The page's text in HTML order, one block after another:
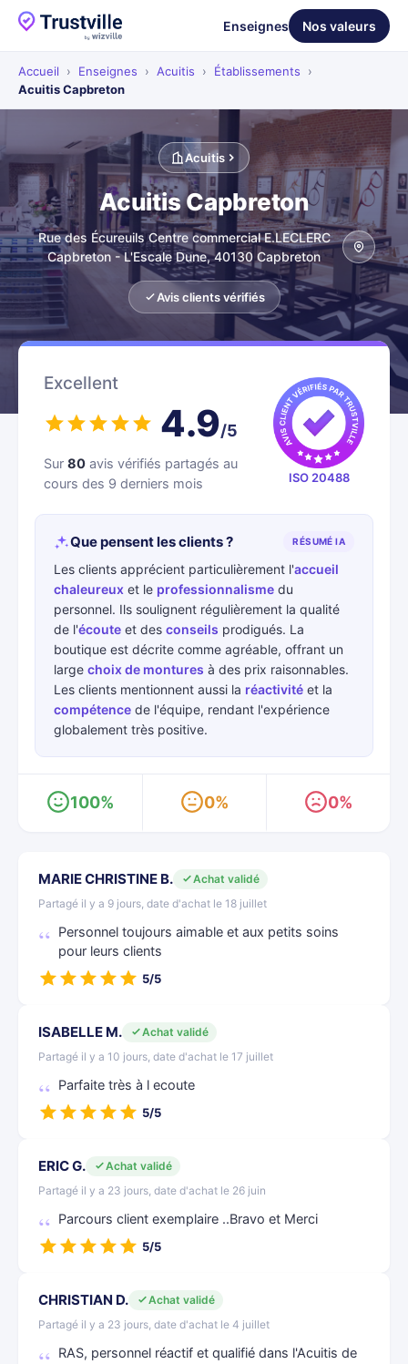
Enseignes Nos valeurs
Accueil › Enseignes › Acuitis › Établissements
›
Acuitis Capbreton
Acuitis
Acuitis Capbreton
Rue des Écureuils Centre commercial E.LECLERC
Capbreton - L'Escale Dune, 40130 Capbreton
Avis clients vérifiés
Excellent
4.9/5
Sur 80 avis vérifiés partagés au
cours des 9 derniers mois
ISO 20488
Que pensent les clients ? RÉSUMÉ IA
Les clients apprécient particulièrement l'accueil
chaleureux et le professionnalisme du
personnel. Ils soulignent régulièrement la qualité
de l'écoute et des conseils prodigués. La
boutique est décrite comme agréable, offrant un
large choix de montures à des prix raisonnables.
Les clients mentionnent aussi la réactivité et la
compétence de l'équipe, rendant l'expérience
globalement très positive.
100% 0% 0%
MARIE CHRISTINE B.
Achat validé
Partagé il y a 9 jours, date d'achat le 18 juillet
Personnel toujours aimable et aux petits soins
pour leurs clients
5/5
ISABELLE M.
Achat validé
Partagé il y a 10 jours, date d'achat le 17 juillet
Parfaite très à l ecoute
5/5
ERIC G.
Achat validé
Partagé il y a 23 jours, date d'achat le 26 juin
Parcours client exemplaire ..Bravo et Merci
5/5
CHRISTIAN D.
Achat validé
Partagé il y a 23 jours, date d'achat le 4 juillet
RAS, personnel réactif et qualifié dans l'Acuitis de